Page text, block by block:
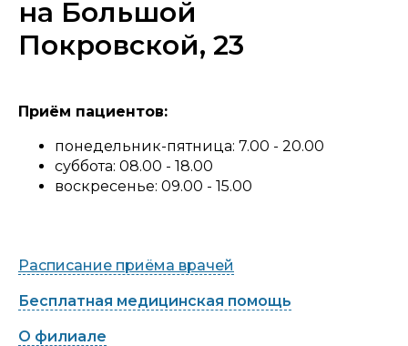
на Большой
Покровской, 23
Приём пациентов:
понедельник-пятница: 7.00 - 20.00
суббота: 08.00 - 18.00
воскресенье: 09.00 - 15.00
Расписание приёма врачей
Бесплатная медицинская помощь
О филиале